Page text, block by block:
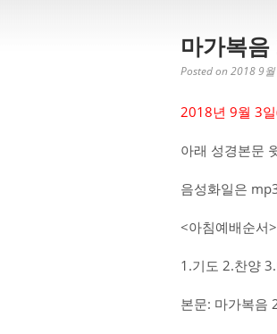
마가복
Posted on 2018 9
2018년 9월 3
아래 성경본문
음성화일은
<아침예배순서>
1.기도 2.찬양
본문: 마가복음